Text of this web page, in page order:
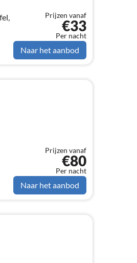
Prijzen vanaf
€33
Per nacht
Naar het aanbod
Prijzen vanaf
€80
Per nacht
Naar het aanbod